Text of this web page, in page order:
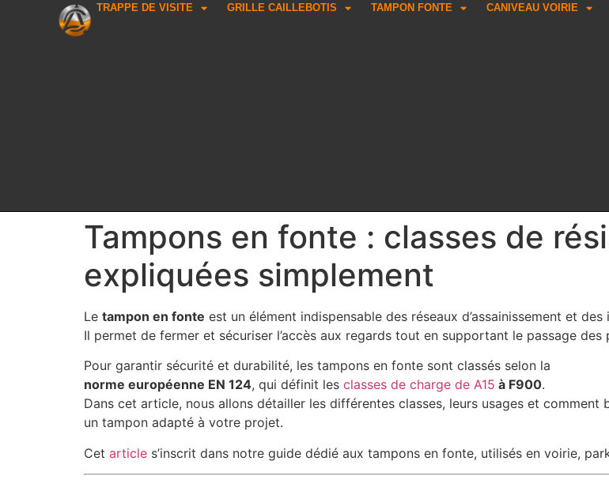
TRAPPE DE VISITE GRILLE CAILLEBOTIS TAMPON FONTE CANIVEAU VOIRIE
Tampons en fonte : classes de
expliquées simplement
Le tampon en fonte est un élément indispensable des réseaux d’assainissement et
Il permet de fermer et sécuriser l’accès aux regards tout en supportant le passage
Pour garantir sécurité et durabilité, les tampons en fonte sont classés selon la
norme européenne EN 124, qui définit les classes de charge de A15 à F900.
Dans cet article, nous allons détailler les différentes classes, leurs usages et comment
un tampon adapté à votre projet.
Cet articles’inscrit dans notre guide dédié aux tampons en fonte, utilisés en voirie,